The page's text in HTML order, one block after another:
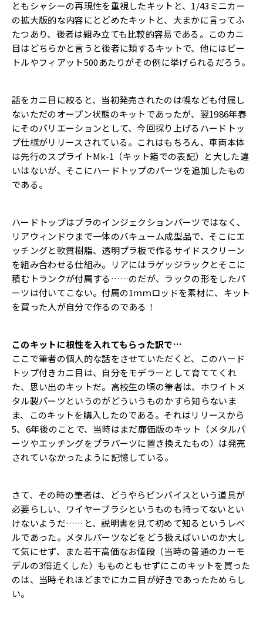
ともシャシーの再現性を重視したキットと、1/43ミニカー
の拡大版的な内容にとどめたキットと、大まかに言ってふ
たつあり、後者は組み立ても比較的容易である。このカニ
目はどちらかと言うと後者に類するキットで、他にはビー
トルやフィアット500あたりがその例に挙げられるだろう。
話をカニ目に絞ると、当初発売されたのは幌なども付属し
ないただのオープン状態のキットであったが、翌1986年春
にそのバリエーションとして、今回採り上げるハードトッ
プ仕様がリリースされている。これはもちろん、車両本体
は先行のスプライトMk-1（キット箱での表記）と大した違
いはないが、そこにハードトップのパーツを追加したもの
である。
ハードトップはプラのインジェクションパーツではなく、
リアウィンドウまで一体のバキューム成型品で、そこにエ
ッチングと軟質樹脂、透明プラ板で作るサイドスクリーン
を組み合わせる仕組み。リアにはラゲッジラックとそこに
積むトランクが付属する……のだが、ラックの形をしたパ
ーツは付いてこない。付属の1ｍｍロッドを素材に、キット
を買った人が自分で作るのである！
このキットに根性を入れてもらった訳で…
ここで筆者の個人的な話をさせていただくと、このハード
トップ付きカニ目は、自分をモデラーとして育ててくれ
た、思い出のキットだ。高校生の頃の筆者は、ホワイトメ
タル製パーツというのがどういうものかすら知らないま
ま、このキットを購入したのである。それはリリースから
5、6年後のことで、当時はまだ廉価版のキット（メタルパ
ーツやエッチングをプラパーツに置き換えたもの）は発売
されていなかったように記憶している。
さて、その時の筆者は、どうやらピンバイスという道具が
必要らしい、ワイヤーブラシというものも持ってないとい
けないようだ……と、説明書を見て初めて知るというレベ
ルであった。メタルパーツなどをどう扱えばいいのか大し
て気にせず、また若干高価なお値段（当時の普通のカーモ
デルの3倍近くした）もものともせずにこのキットを買った
のは、当時それほどまでにカニ目が好きであったためらし
い。